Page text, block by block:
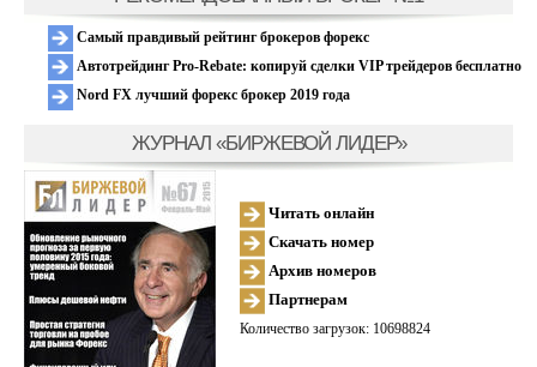
Самый правдивый рейтинг брокеров форекс
Автотрейдинг Pro-Rebate: копируй сделки VIP трейдеров бесплатно
Nord FX лучший форекс брокер 2019 года
ЖУРНАЛ «БИРЖЕВОЙ ЛИДЕР»
Читать онлайн
Скачать номер
Архив номеров
Партнерам
Количество загрузок: 10698824